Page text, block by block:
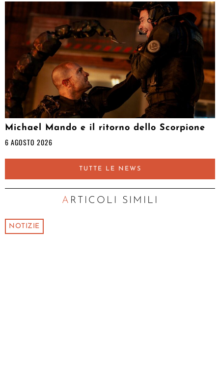
Michael Mando e il ritorno dello Scorpione
6 AGOSTO 2026
TUTTE LE NEWS
ARTICOLI SIMILI
NOTIZIE